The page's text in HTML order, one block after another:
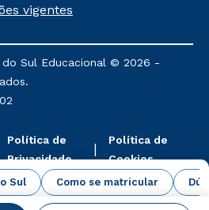
Sul Como se matricular
de matrícula será de R$
aos cursos: Ensino
a Docência e Metodologia
Atuais.
vigentes
do Sul Educacional © 2026 -
Política de
Privacidade
Política de
Cookies